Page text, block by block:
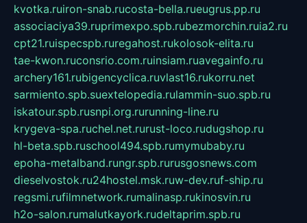
kvotka.ruiron-snab.rucosta-bella.rueugrus.pp.ru
associaciya39.ruprimexpo.spb.rubezmorchin.ruia2.ru
cpt21.ruispecspb.ruregahost.rukolosok-elita.ru
tae-kwon.ruconsrio.com.ruinsiam.ruavegainfo.ru
archery161.rubigencyclica.ruvlast16.rukorru.net
sarmiento.spb.suextelopedia.rulammin-suo.spb.ru
iskatour.spb.rusnpi.org.rurunning-line.ru
krygeva-spa.ruchel.net.rurust-loco.rudugshop.ru
hl-beta.spb.ruschool494.spb.rumymubaby.ru
epoha-metalband.rungr.spb.rurusgosnews.com
dieselvostok.ru24hostel.msk.ruw-dev.ruf-ship.ru
regsmi.rufilmnetwork.rumalinasp.rukinosvin.ru
h2o-salon.rumalutkayork.rudeltaprim.spb.ru